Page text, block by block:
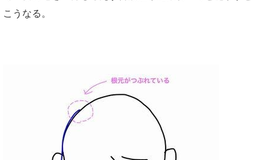
こうなる。